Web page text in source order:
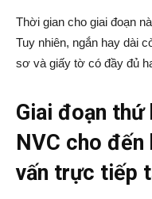
Thời gian cho giai đoạn
Tuy nhiên, ngắn hay dài
sơ và giấy tờ có đầy đủ
Giai đoạn thứ
NVC cho
vấn trực tiếp